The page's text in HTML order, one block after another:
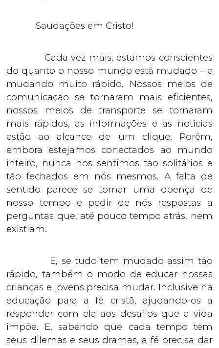
Saudações em Cristo!
Cada vez mais, estamos conscientes
do quanto o nosso mundo está mudado – e
mudando muito rápido. Nossos meios de
comunicação se tornaram mais eficientes,
nossos meios de transporte se tornaram
mais rápidos, as informações e as notícias
estão ao alcance de um clique. Porém,
embora estejamos conectados ao mundo
inteiro, nunca nos sentimos tão solitários e
tão fechados em nós mesmos. A falta de
sentido parece se tornar uma doença de
nosso tempo e pedir de nós respostas a
perguntas que, até pouco tempo atrás, nem
existiam.
E, se tudo tem mudado assim tão
rápido, também o modo de educar nossas
crianças e jovens precisa mudar. Inclusive na
educação para a fé cristã, ajudando-os a
responder com ela aos desafios que a vida
impõe. E, sabendo que cada tempo tem
seus dilemas e seus dramas, a fé precisa dar